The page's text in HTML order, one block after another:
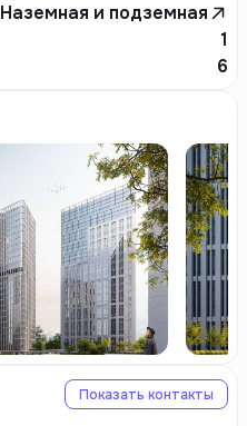
Наземная и подземная
1
6
Показать контакты